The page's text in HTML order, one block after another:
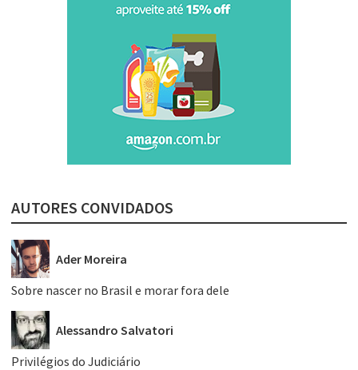
AUTORES CONVIDADOS
Ader Moreira
Sobre nascer no Brasil e morar fora dele
Alessandro Salvatori
Privilégios do Judiciário